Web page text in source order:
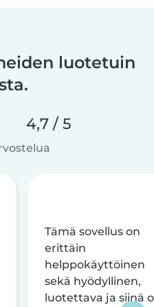
luotetuin
4,7 / 5
Tämä sovellus on
erittäin
helppokäyttöinen
sekä hyödyllinen,
luotettava ja siinä